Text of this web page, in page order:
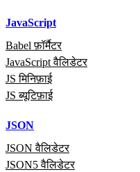
JavaScript
Babel फ़ॉर्मैटर
JavaScript वैलिडेटर
JS मिनिफ़ाई
JS ब्यूटिफ़ाई
JSON
JSON वैलिडेटर
JSON5 वैलिडेटर